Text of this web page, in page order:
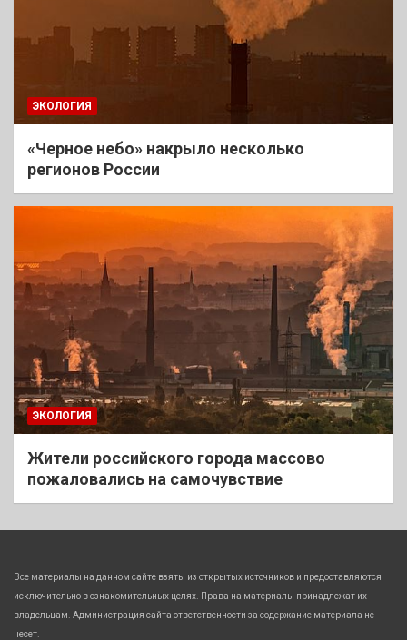
ЭКОЛОГИЯ
«Черное небо» накрыло несколько
регионов России
ЭКОЛОГИЯ
Жители российского города массово
пожаловались на самочувствие
Все материалы на данном сайте взяты из открытых источников и предоставляются
исключительно в ознакомительных целях. Права на материалы принадлежат их
владельцам. Администрация сайта ответственности за содержание материала не
несет.